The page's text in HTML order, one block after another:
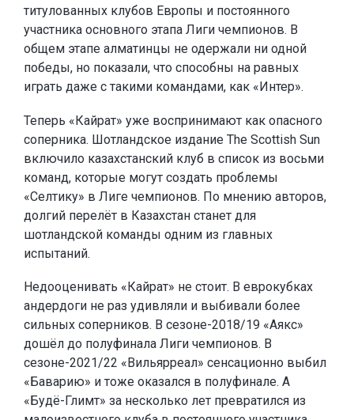
титулованных клубов Европы и постоянного
участника основного этапа Лиги чемпионов. В
общем этапе алматинцы не одержали ни одной
победы, но показали, что способны на равных
играть даже с такими командами, как «Интер».
Теперь «Кайрат» уже воспринимают как опасного
соперника. Шотландское издание The Scottish Sun
включило казахстанский клуб в список из восьми
команд, которые могут создать проблемы
«Селтику» в Лиге чемпионов. По мнению авторов,
долгий перелёт в Казахстан станет для
шотландской команды одним из главных
испытаний.
Недооценивать «Кайрат» не стоит. В еврокубках
андердоги не раз удивляли и выбивали более
сильных соперников. В сезоне-2018/19 «Аякс»
дошёл до полуфинала Лиги чемпионов. В
сезоне-2021/22 «Вильярреал» сенсационно выбил
«Баварию» и тоже оказался в полуфинале. А
«Будё-Глимт» за несколько лет превратился из